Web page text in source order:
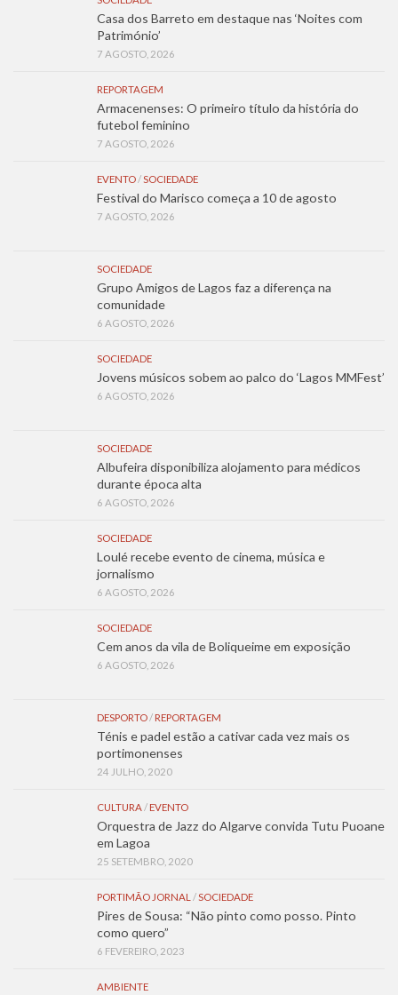
Casa dos Barreto em destaque nas ‘Noites com
Património’
7 AGOSTO, 2026
REPORTAGEM
Armacenenses: O primeiro título da história do
futebol feminino
7 AGOSTO, 2026
EVENTO/SOCIEDADE
Festival do Marisco começa a 10 de agosto
7 AGOSTO, 2026
SOCIEDADE
Grupo Amigos de Lagos faz a diferença na
comunidade
6 AGOSTO, 2026
SOCIEDADE
Jovens músicos sobem ao palco do ‘Lagos MMFest’
6 AGOSTO, 2026
SOCIEDADE
Albufeira disponibiliza alojamento para médicos
durante época alta
6 AGOSTO, 2026
SOCIEDADE
Loulé recebe evento de cinema, música e
jornalismo
6 AGOSTO, 2026
SOCIEDADE
Cem anos da vila de Boliqueime em exposição
6 AGOSTO, 2026
DESPORTO/ REPORTAGEM
Ténis e padel estão a cativar cada vez mais os
portimonenses
24 JULHO, 2020
CULTURA/ EVENTO
Orquestra de Jazz do Algarve convida Tutu Puoane
em Lagoa
25 SETEMBRO, 2020
PORTIMÃO JORNAL /SOCIEDADE
Pires de Sousa: “Não pinto como posso. Pinto
como quero”
6 FEVEREIRO, 2023
AMBIENTE